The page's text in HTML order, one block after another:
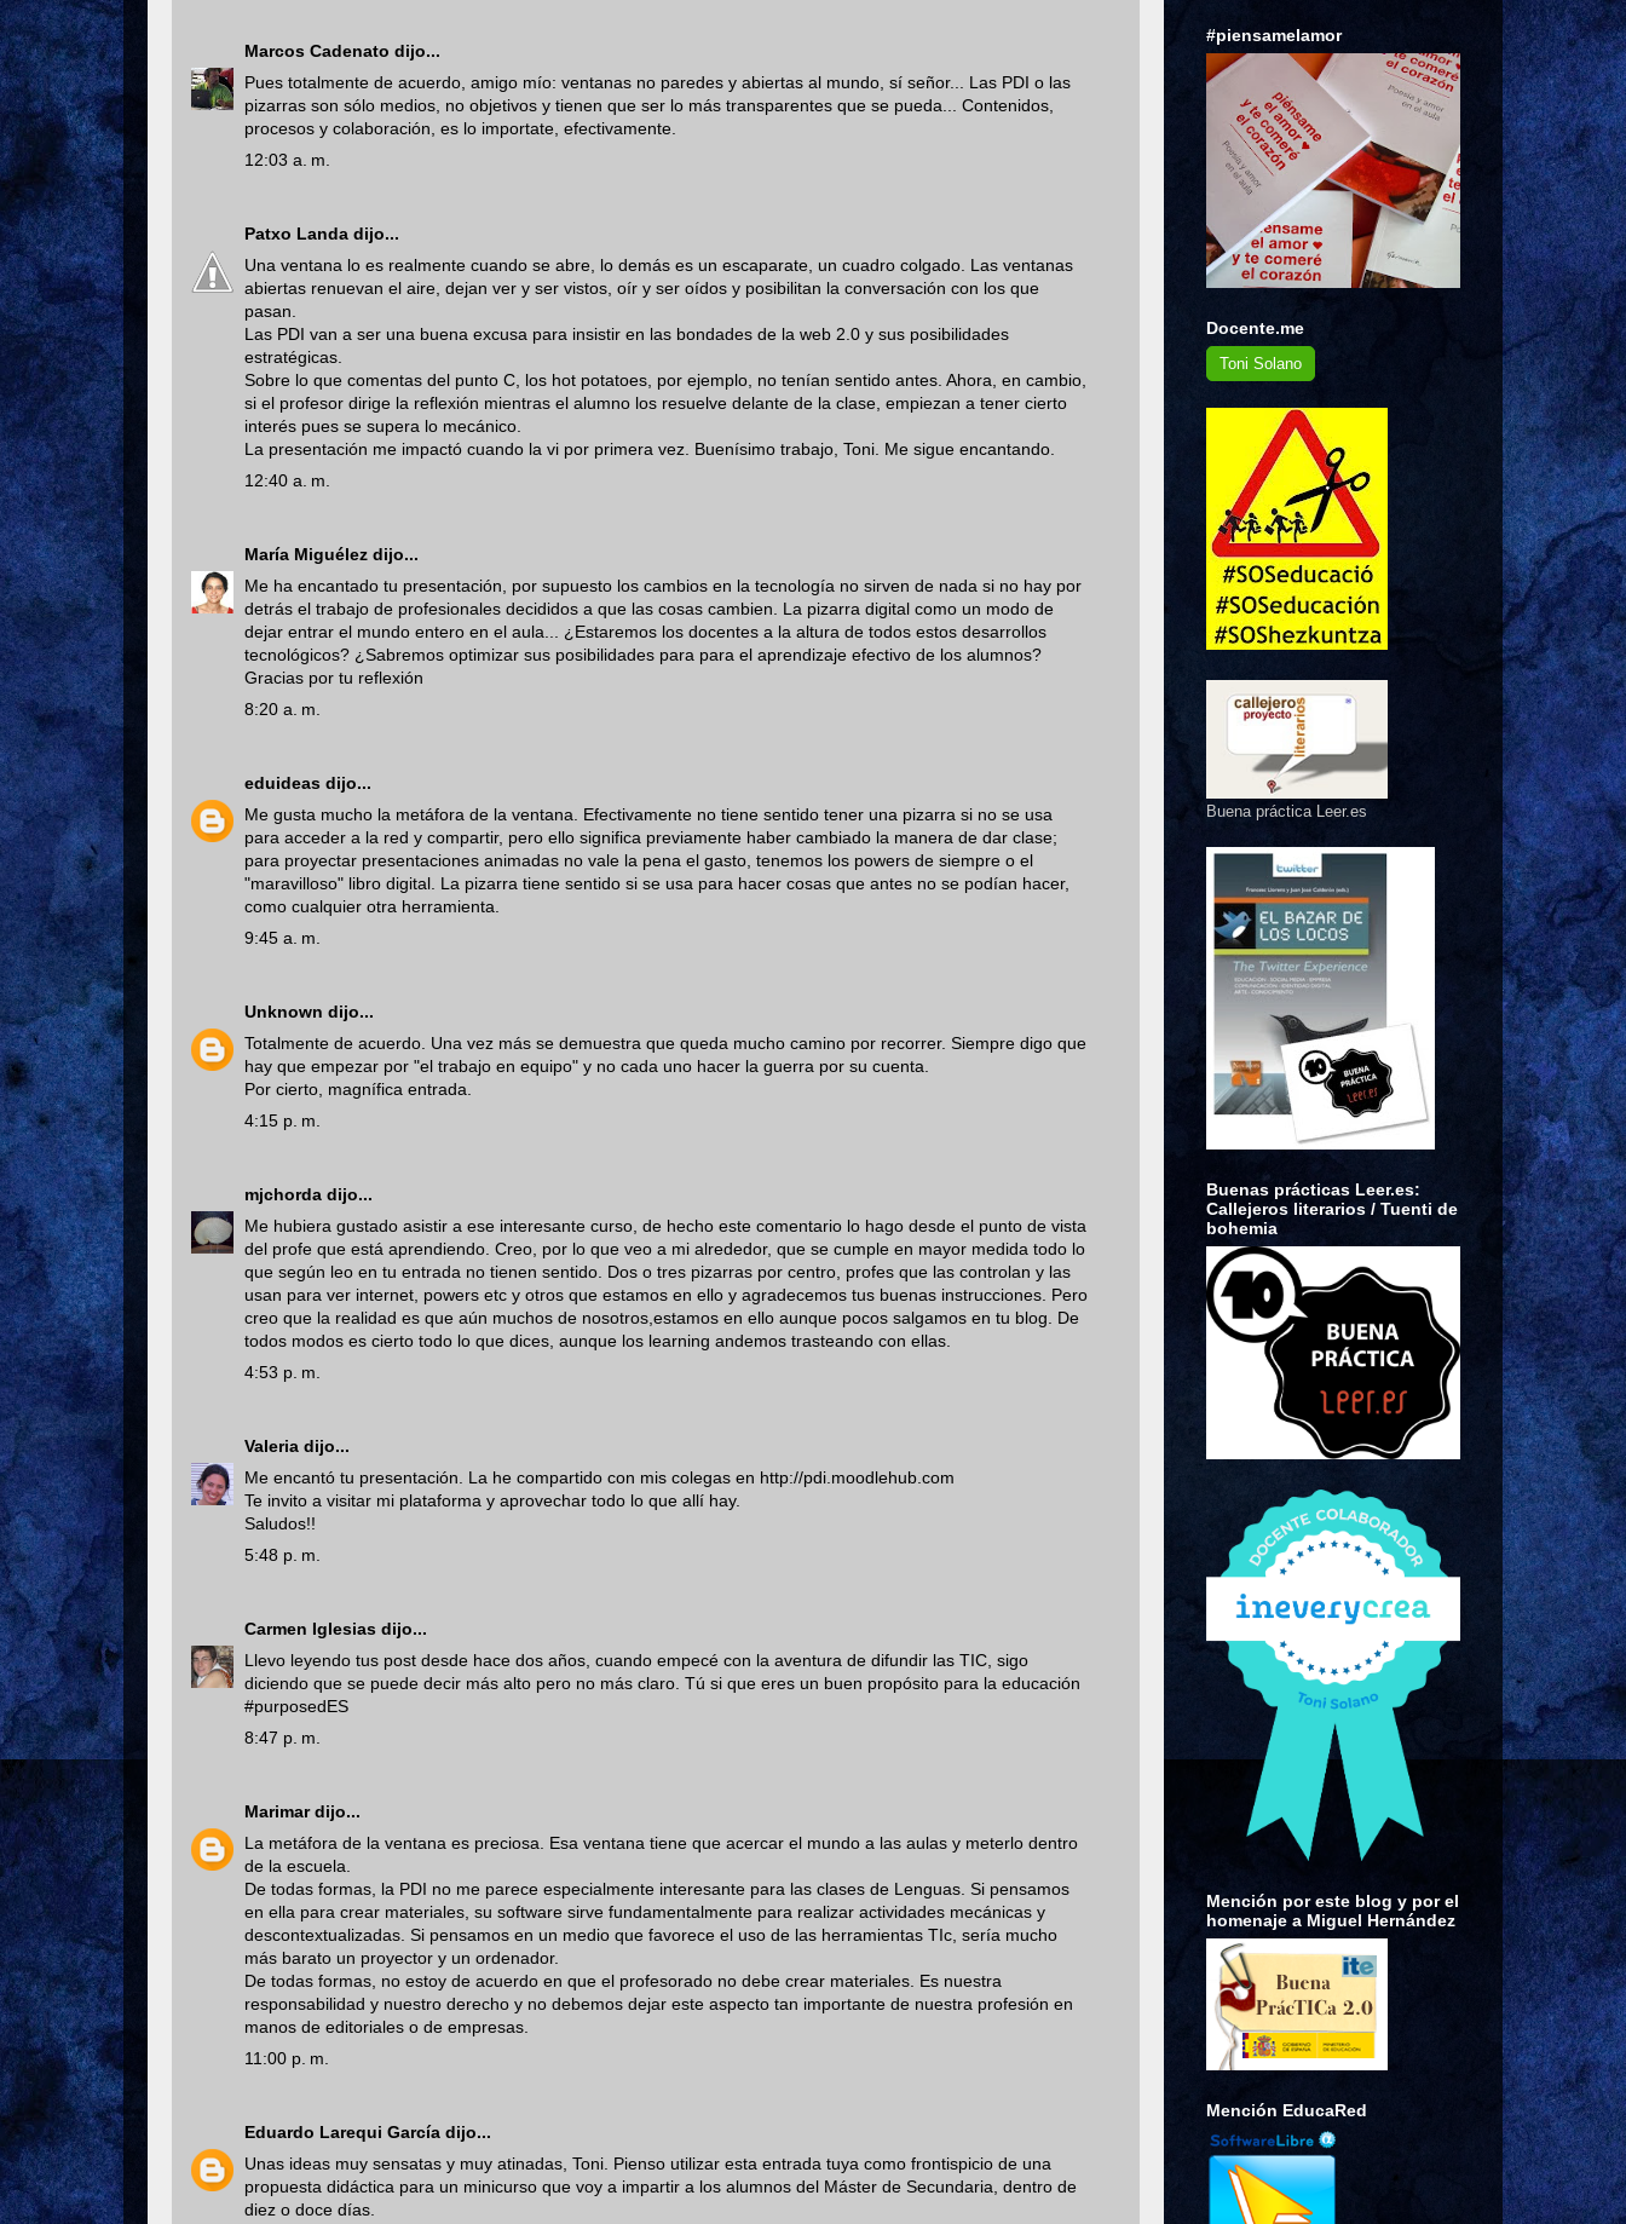
Marcos Cadenato dijo...
Pues totalmente de acuerdo, amigo mío: ventanas no paredes y abiertas al mundo, sí señor... Las PDI o las
pizarras son sólo medios, no objetivos y tienen que ser lo más transparentes que se pueda... Contenidos,
procesos y colaboración, es lo importate, efectivamente.
12:03 a. m.
Patxo Landa dijo...
Una ventana lo es realmente cuando se abre, lo demás es un escaparate, un cuadro colgado. Las ventanas
abiertas renuevan el aire, dejan ver y ser vistos, oír y ser oídos y posibilitan la conversación con los que
pasan.
Las PDI van a ser una buena excusa para insistir en las bondades de la web 2.0 y sus posibilidades
estratégicas.
Sobre lo que comentas del punto C, los hot potatoes, por ejemplo, no tenían sentido antes. Ahora, en cambio,
si el profesor dirige la reflexión mientras el alumno los resuelve delante de la clase, empiezan a tener cierto
interés pues se supera lo mecánico.
La presentación me impactó cuando la vi por primera vez. Buenísimo trabajo, Toni. Me sigue encantando.
12:40 a. m.
María Miguélez dijo...
Me ha encantado tu presentación, por supuesto los cambios en la tecnología no sirven de nada si no hay por
detrás el trabajo de profesionales decididos a que las cosas cambien. La pizarra digital como un modo de
dejar entrar el mundo entero en el aula... ¿Estaremos los docentes a la altura de todos estos desarrollos
tecnológicos? ¿Sabremos optimizar sus posibilidades para para el aprendizaje efectivo de los alumnos?
Gracias por tu reflexión
8:20 a. m.
eduideas dijo...
Me gusta mucho la metáfora de la ventana. Efectivamente no tiene sentido tener una pizarra si no se usa
para acceder a la red y compartir, pero ello significa previamente haber cambiado la manera de dar clase;
para proyectar presentaciones animadas no vale la pena el gasto, tenemos los powers de siempre o el
"maravilloso" libro digital. La pizarra tiene sentido si se usa para hacer cosas que antes no se podían hacer,
como cualquier otra herramienta.
9:45 a. m.
Unknown dijo...
Totalmente de acuerdo. Una vez más se demuestra que queda mucho camino por recorrer. Siempre digo que
hay que empezar por "el trabajo en equipo" y no cada uno hacer la guerra por su cuenta.
Por cierto, magnífica entrada.
4:15 p. m.
mjchorda dijo...
Me hubiera gustado asistir a ese interesante curso, de hecho este comentario lo hago desde el punto de vista
del profe que está aprendiendo. Creo, por lo que veo a mi alrededor, que se cumple en mayor medida todo lo
que según leo en tu entrada no tienen sentido. Dos o tres pizarras por centro, profes que las controlan y las
usan para ver internet, powers etc y otros que estamos en ello y agradecemos tus buenas instrucciones. Pero
creo que la realidad es que aún muchos de nosotros,estamos en ello aunque pocos salgamos en tu blog. De
todos modos es cierto todo lo que dices, aunque los learning andemos trasteando con ellas.
4:53 p. m.
Valeria dijo...
Me encantó tu presentación. La he compartido con mis colegas en http://pdi.moodlehub.com
Te invito a visitar mi plataforma y aprovechar todo lo que allí hay.
Saludos!!
5:48 p. m.
Carmen Iglesias dijo...
Llevo leyendo tus post desde hace dos años, cuando empecé con la aventura de difundir las TIC, sigo
diciendo que se puede decir más alto pero no más claro. Tú si que eres un buen propósito para la educación
#purposedES
8:47 p. m.
Marimardijo...
La metáfora de la ventana es preciosa. Esa ventana tiene que acercar el mundo a las aulas y meterlo dentro
de la escuela.
De todas formas, la PDI no me parece especialmente interesante para las clases de Lenguas. Si pensamos
en ella para crear materiales, su software sirve fundamentalmente para realizar actividades mecánicas y
descontextualizadas. Si pensamos en un medio que favorece el uso de las herramientas TIc, sería mucho
más barato un proyector y un ordenador.
De todas formas, no estoy de acuerdo en que el profesorado no debe crear materiales. Es nuestra
responsabilidad y nuestro derecho y no debemos dejar este aspecto tan importante de nuestra profesión en
manos de editoriales o de empresas.
11:00 p. m.
Eduardo Larequi García dijo...
Unas ideas muy sensatas y muy atinadas, Toni. Pienso utilizar esta entrada tuya como frontispicio de una
propuesta didáctica para un minicurso que voy a impartir a los alumnos del Máster de Secundaria, dentro de
diez o doce días.
#piensamelamor
Docente.me
Toni Solano
Buena práctica Leer.es
Buenas prácticas Leer.es:
Callejeros literarios / Tuenti de
bohemia
Mención por este blog y por el
homenaje a Miguel Hernández
Mención EducaRed